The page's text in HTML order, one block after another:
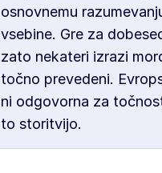
osnovnemu
vsebine. Gre za
zato nekateri izrazi
točno prevedeni.
ni odgovorna za
to storitvijo.